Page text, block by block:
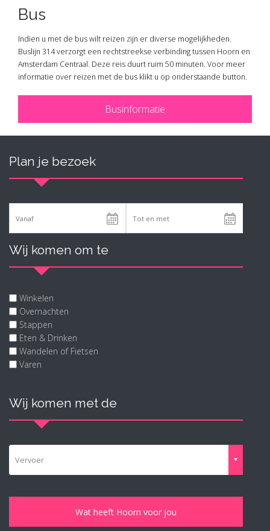
Bus
Indien u met de bus wilt reizen zijn er diverse mogelijkheden.
Buslijn 314 verzorgt een rechtstreekse verbinding tussen Hoorn en
Amsterdam Centraal. Deze reis duurt ruim 50 minuten. Voor meer
informatie over reizen met de bus klikt u op onderstaande button.
Businformatie
Plan je bezoek
Wij komen om te
Winkelen
Overnachten
Stappen
Eten & Drinken
Wandelen of Fietsen
Varen
Wij komen met de
Vervoer